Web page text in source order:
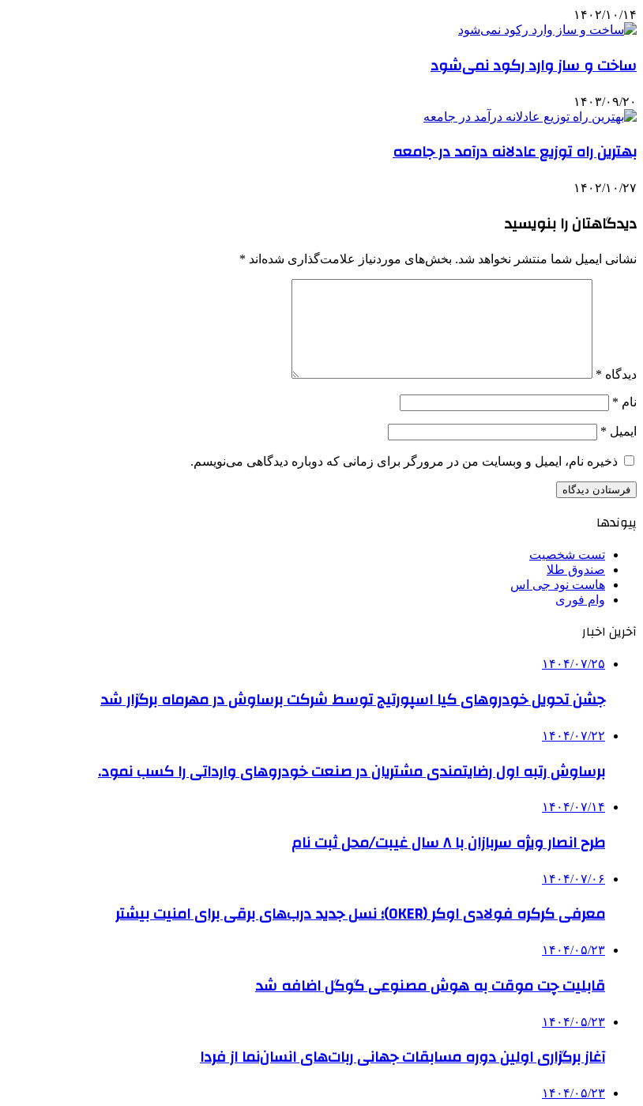
۱۴۰۲/۱۰/۱۴
ساخت و ساز وارد رکود نمی‌شود
۱۴۰۳/۰۹/۲۰
بهترین راه توزیع عادلانه درآمد در جامعه
۱۴۰۲/۱۰/۲۷
دیدگاهتان را بنویسید
نشانی ایمیل شما منتشر نخواهد شد. بخش‌های موردنیاز علامت‌گذاری شده‌اند *
دیدگاه *
نام *
ایمیل *
ذخیره نام، ایمیل و وبسایت من در مرورگر برای زمانی که دوباره دیدگاهی می‌نویسم.
پیوندها
تست شخصیت
صندوق طلا
هاست نود جی اس
وام فوری
آخرین اخبار
۱۴۰۴/۰۷/۲۵
جشن تحویل خودروهای کیا اسپورتیج توسط شرکت برساوش در مهرماه برگزار شد
۱۴۰۴/۰۷/۲۲
برساوش رتبه اول رضایتمندی مشتریان در صنعت خودروهای وارداتی را کسب نمود.
۱۴۰۴/۰۷/۱۴
طرح انصار ویژه سربازان با ۸ سال غیبت/محل ثبت نام
۱۴۰۴/۰۷/۰۶
معرفی کرکره فولادی اوکر (OKER)؛ نسل جدید درب‌های برقی برای امنیت بیشتر
۱۴۰۴/۰۵/۲۳
قابلیت چت موقت به هوش مصنوعی گوگل اضافه شد
۱۴۰۴/۰۵/۲۳
آغاز برگزاری اولین دوره مسابقات جهانی ربات‌های انسان‌نما از فردا
۱۴۰۴/۰۵/۲۳